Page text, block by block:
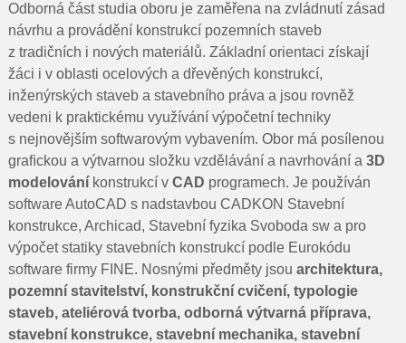
Odborná část studia oboru je zaměřena na zvládnutí zásad
návrhu a provádění konstrukcí pozemních staveb
z tradičních i nových materiálů. Základní orientaci získají
žáci i v oblasti ocelových a dřevěných konstrukcí,
inženýrských staveb a stavebního práva a jsou rovněž
vedeni k praktickému využívání výpočetní techniky
s nejnovějším softwarovým vybavením. Obor má posílenou
graﬁckou a výtvarnou složku vzdělávání a navrhování a 3D
modelováníkonstrukcí v CAD programech. Je používán
software AutoCAD s nadstavbou CADKON Stavební
konstrukce, Archicad, Stavební fyzika Svoboda sw a pro
výpočet statiky stavebních konstrukcí podle Eurokódu
software firmy FINE. Nosnými předměty jsou architektura,
pozemní stavitelství, konstrukční cvičení, typologie
staveb, ateliérová tvorba, odborná výtvarná příprava,
stavební konstrukce, stavební mechanika, stavební